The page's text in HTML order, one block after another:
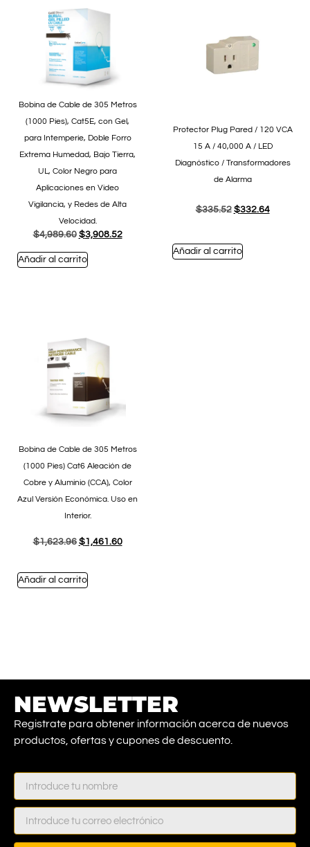
Bobina de Cable de 305 Metros
(1000 Pies), Cat5E, con Gel,
para Intemperie, Doble Forro
Extrema Humedad, Bajo Tierra,
UL, Color Negro para
Aplicaciones en Video
Vigilancia, y Redes de Alta
Velocidad.
$4,989.60 $3,908.52
Añadir al carrito
Protector Plug Pared / 120 VCA
15 A / 40,000 A / LED
Diagnóstico / Transformadores
de Alarma
$335.52 $332.64
Añadir al carrito
Bobina de Cable de 305 Metros
(1000 Pies) Cat6 Aleación de
Cobre y Aluminio (CCA), Color
Azul Versión Económica. Uso en
Interior.
$1,623.96 $1,461.60
Añadir al carrito
NEWSLETTER
Registrate para obtener información acerca de nuevos
productos, ofertas y cupones de descuento.